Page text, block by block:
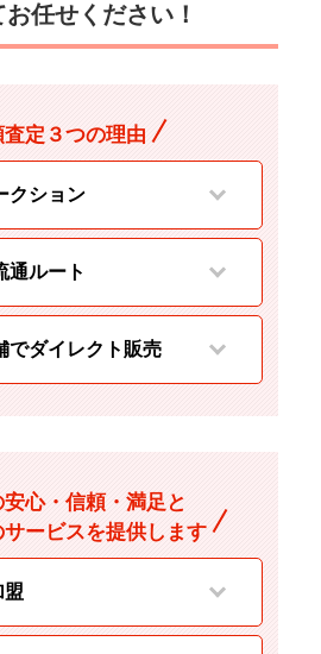
任せください！
査定３つの理由
クション
通ルート
でダイレクト販売
心・信頼・満足と
ービスを提供します
盟